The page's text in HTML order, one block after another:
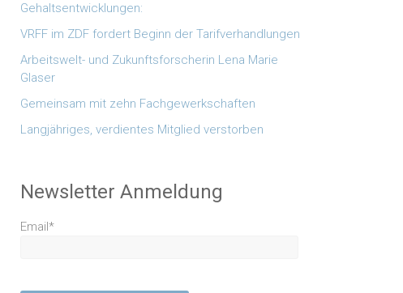
Gehaltsentwicklungen:
VRFF im ZDF fordert Beginn der Tarifverhandlungen
Arbeitswelt- und Zukunftsforscherin Lena Marie
Glaser
Gemeinsam mit zehn Fachgewerkschaften
Langjähriges, verdientes Mitglied verstorben
Newsletter Anmeldung
Email*